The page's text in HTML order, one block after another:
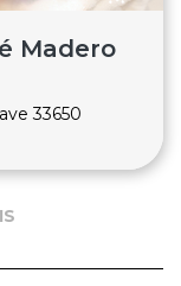
Madero
33650